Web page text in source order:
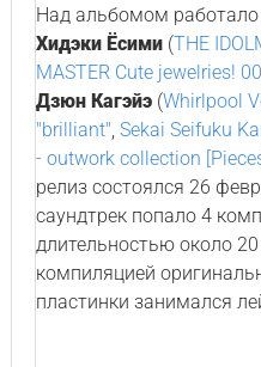
Над альбомом
Хидэки Ёсими(THE
MASTER Cute jewelries!
Дзюн Кагэйэ(Whirlpool
"brilliant", Sekai Seifuku
- outwork collection
релиз состоялся 26
саундтрек попало 4
длительностью около
компиляцией
пластинки занимался